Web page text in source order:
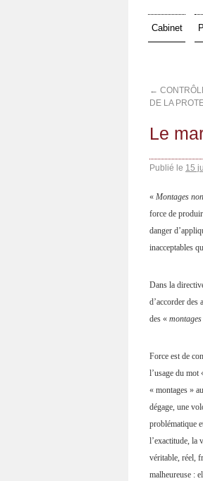
Cabinet
←
DE LA
Le
Publié le 15
« Montages
force de
danger
inacceptables
Dans la
d’accorder des
des «
Force est de
l’usage du mot
« montages »
dégage, une
problématique
l’exactitude, la
véritable, réel,
malheureuse :